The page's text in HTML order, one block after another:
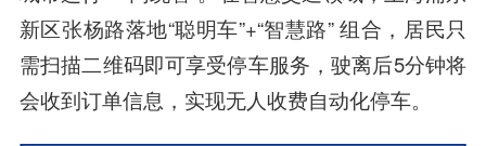
新区张杨路落地“聪明车”+“智慧路” 组合，居民只
需扫描二维码即可享受停车服务，驶离后5分钟将
会收到订单信息，实现无人收费自动化停车。